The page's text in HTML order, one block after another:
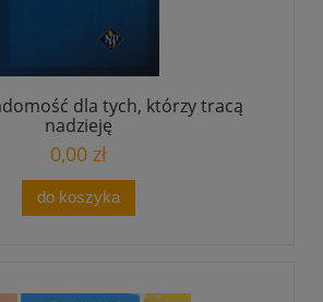
dla tych, którzy tracą
nadzieję
0,00 zł
do koszyka